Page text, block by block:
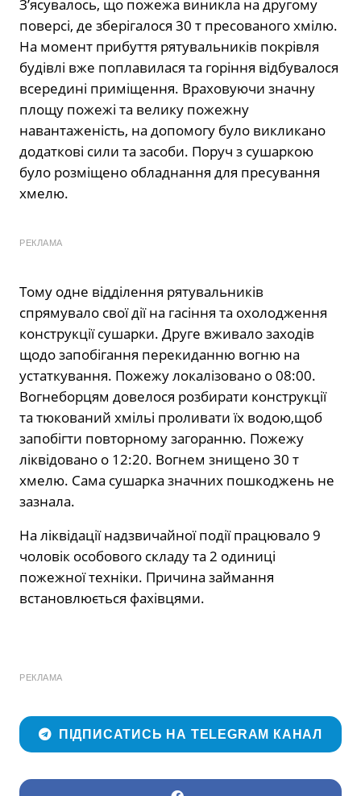
З’ясувалось, що пожежа виникла на другому
поверсі, де зберігалося 30 т пресованого хмілю.
На момент прибуття рятувальників покрівля
будівлі вже поплавилася та горіння відбувалося
всередині приміщення. Враховуючи значну
площу пожежі та велику пожежну
навантаженість, на допомогу було викликано
додаткові сили та засоби. Поруч з сушаркою
було розміщено обладнання для пресування
хмелю.
РЕКЛАМА
Тому одне відділення рятувальників
спрямувало свої дії на гасіння та охолодження
конструкції сушарки. Друге вживало заходів
щодо запобігання перекиданню вогню на
устаткування. Пожежу локалізовано о 08:00.
Вогнеборцям довелося розбирати конструкції
та тюкований хмільі проливати їх водою,щоб
запобігти повторному загоранню. Пожежу
ліквідовано о 12:20. Вогнем знищено 30 т
хмелю. Сама сушарка значних пошкоджень не
зазнала.
На ліквідації надзвичайної події працювало 9
чоловік особового складу та 2 одиниці
пожежної техніки. Причина займання
встановлюється фахівцями.
РЕКЛАМА
ПІДПИСАТИСЬ НА TELEGRAM КАНАЛ